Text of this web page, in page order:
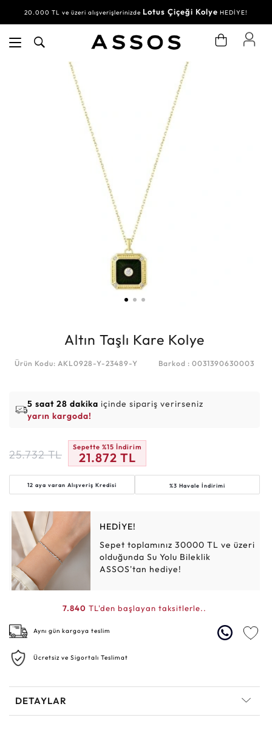
20.000 TL ve üzeri alışverişlerinizde Lotus Çiçeği Kolye HEDİYE!
Altın Taşlı Kare Kolye
Ürün Kodu: AKL0928-Y-23489-Y Barkod : 0031390630003
5 saat 28 dakika içinde sipariş verirseniz
yarın kargoda!
25.732 TL
Sepette %15 İndirim
21.872 TL
12 aya varan Alışveriş Kredisi %3 Havale İndirimi
HEDİYE!
Sepet toplamınız 30000 TL ve üzeri
olduğunda Su Yolu Bileklik
ASSOS'tan hediye!
7.840 TL'den başlayan taksitlerle..
Aynı gün kargoya teslim
Ücretsiz ve Sigortalı Teslimat
DETAYLAR